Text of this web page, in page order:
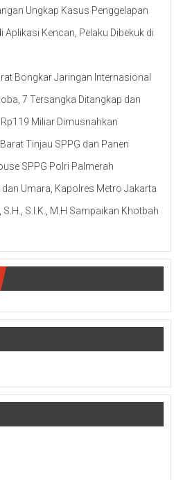
Ungkap Kasus Penggelapan
Kencan, Pelaku Dibekuk di
Bongkar Jaringan Internasional
7 Tersangka Ditangkap dan
Miliar Dimusnahkan
Tinjau SPPG dan Panen
SPPG Polri Palmerah
Umara, Kapolres Metro Jakarta
S.I.K., M.H Sampaikan Khotbah